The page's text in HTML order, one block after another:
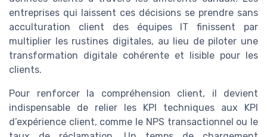
entreprises qui laissent ces décisions se prendre sans
acculturation client des équipes IT finissent par
multiplier les rustines digitales, au lieu de piloter une
transformation digitale cohérente et lisible pour les
clients.
Pour renforcer la compréhension client, il devient
indispensable de relier les KPI techniques aux KPI
d’expérience client, comme le NPS transactionnel ou le